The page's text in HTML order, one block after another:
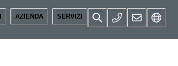
AZIENDA SERVIZI